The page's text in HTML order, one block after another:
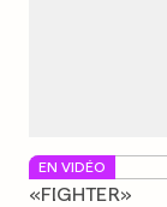
EN VIDÉO
«FIGHTER»